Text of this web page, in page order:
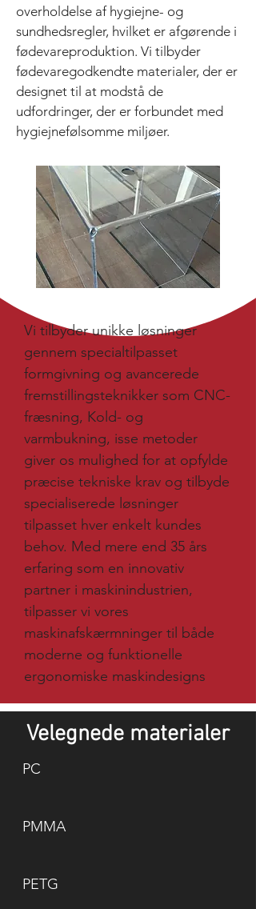
overholdelse af hygiejne- og
sundhedsregler, hvilket er afgørende i
fødevareproduktion. Vi tilbyder
fødevaregodkendte materialer, der er
designet til at modstå de
udfordringer, der er forbundet med
hygiejnefølsomme miljøer.
Vi tilbyder unikke løsninger
gennem specialtilpasset
formgivning og avancerede
fremstillingsteknikker som CNC-
fræsning, Kold- og
varmbukning, isse metoder
giver os mulighed for at opfylde
præcise tekniske krav og tilbyde
specialiserede løsninger
tilpasset hver enkelt kundes
behov. Med mere end 35 års
erfaring som en innovativ
partner i maskinindustrien,
tilpasser vi vores
maskinafskærmninger til både
moderne og funktionelle
ergonomiske maskindesigns
Velegnede materialer
PC
PMMA
PETG